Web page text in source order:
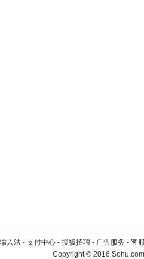
入法 - 支付中心 - 搜狐招聘 - 广告服务 - 客
Copyright©2016